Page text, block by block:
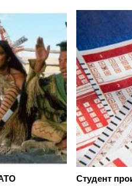
Студент